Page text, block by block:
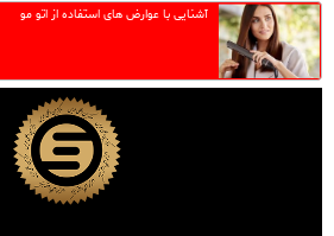
آشنایی با عوارض های استفاده از اتو مو